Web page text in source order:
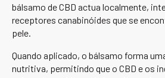
bálsamo de CBD actua localmente,
receptores canabinóides que se
pele.
Quando aplicado, o bálsamo forma
nutritiva, permitindo que o CBD e os